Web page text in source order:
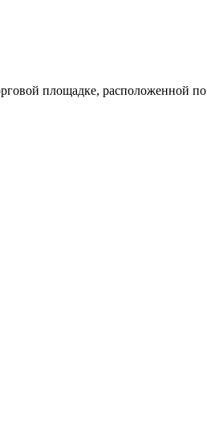
площадке, расположенной по